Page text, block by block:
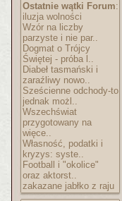
Ostatnie wątki Forum:
iluzja wolności
Wzór na liczby
parzyste i nie par..
Dogmat o Trójcy
Świętej - próba l..
Diabeł tasmański i
zaraźliwy nowo..
Sześcienne odchody-to
jednak możl..
Wszechświat
przygotowany na
więce..
Własność, podatki i
kryzys: syste..
Football i "okolice"
oraz aktorst..
zakazane jabłko z raju